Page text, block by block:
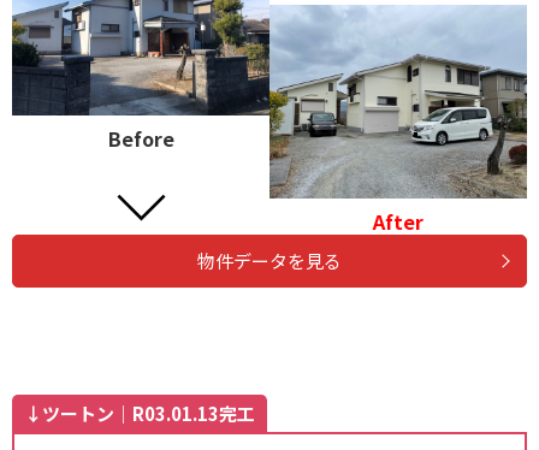
Before
After
物件データを見る
↓ツートン｜R03.01.13完工